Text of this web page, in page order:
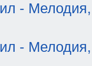
-
-